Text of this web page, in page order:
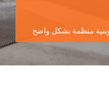
منظمة بشكل واضح